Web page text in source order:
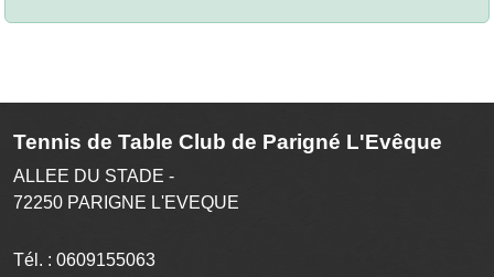
Tennis de Table Club de Parigné L'Evêque
ALLEE DU STADE -
72250 PARIGNE L'EVEQUE
Tél. : 0609155063